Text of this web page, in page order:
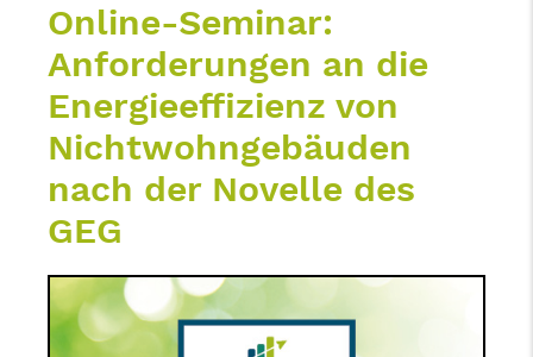
Online-Seminar:
Anforderungen an die
Energieeffizienz von
Nichtwohngebäuden
nach der Novelle des
GEG